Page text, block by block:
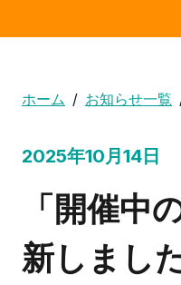
ホーム お知らせ一覧
2025年10月14日
「開催中
新しました